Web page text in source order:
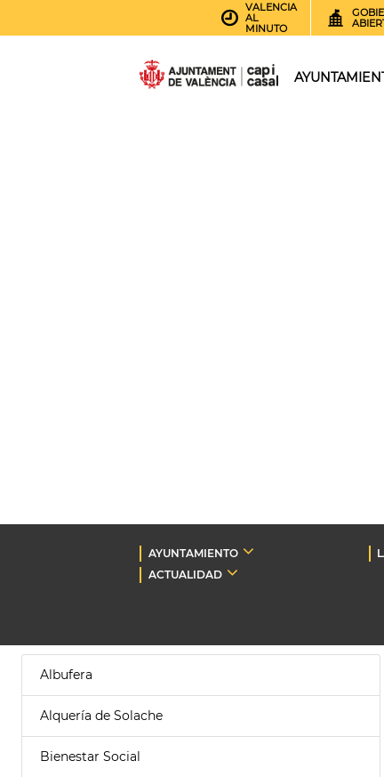
VALENCIA
AL
MINUTO
AYUNTAMIENTO
ACTUALIDAD
Albufera
Alquería de Solache
Bienestar Social